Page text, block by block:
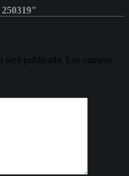
publicada.
Los campos